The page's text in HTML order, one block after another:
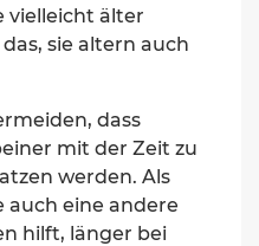
vielleicht älter
sie altern auch
dass
mit der Zeit zu
werden. Als
auch eine andere
hilft, länger bei